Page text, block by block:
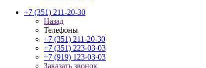
+7 (351) 211-20-30
Назад
Телефоны
+7 (351) 211-20-30
+7 (351) 223-03-03
+7 (919) 123-03-03
Заказать звонок